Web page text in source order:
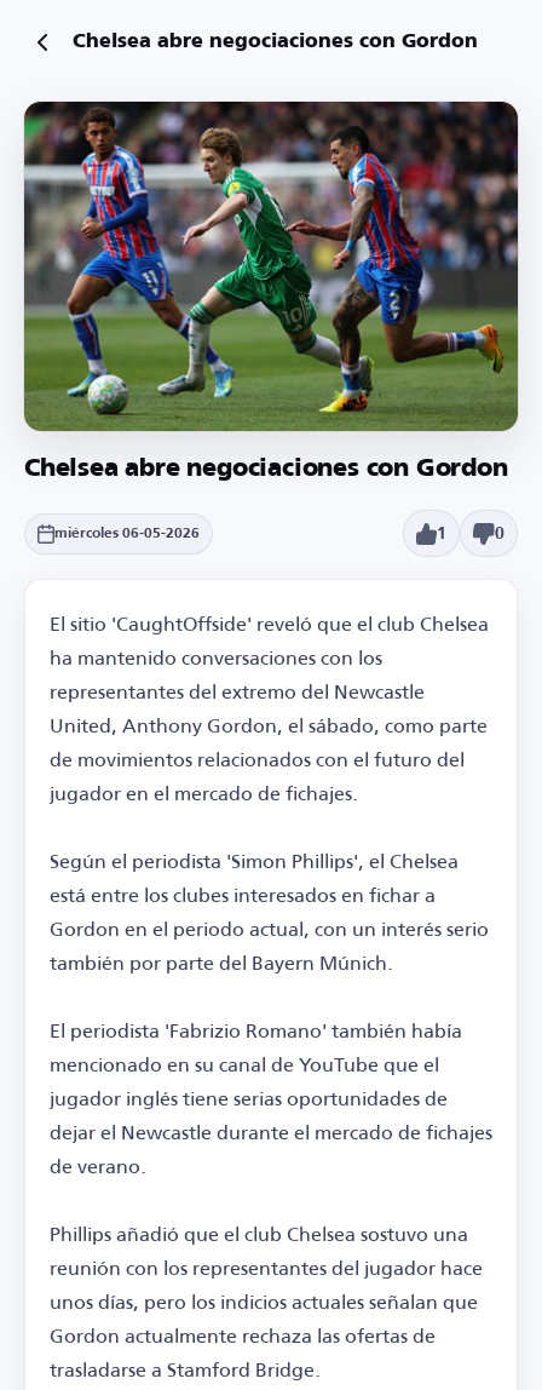
Chelsea abre negociaciones con Gordon
Chelsea abre negociaciones con Gordon
miércoles 06-05-2026 1 0
El sitio 'CaughtOffside' reveló que el club Chelsea
ha mantenido conversaciones con los
representantes del extremo del Newcastle
United, Anthony Gordon, el sábado, como parte
de movimientos relacionados con el futuro del
jugador en el mercado de fichajes.
Según el periodista 'Simon Phillips', el Chelsea
está entre los clubes interesados en fichar a
Gordon en el periodo actual, con un interés serio
también por parte del Bayern Múnich.
El periodista 'Fabrizio Romano' también había
mencionado en su canal de YouTube que el
jugador inglés tiene serias oportunidades de
dejar el Newcastle durante el mercado de fichajes
de verano.
Phillips añadió que el club Chelsea sostuvo una
reunión con los representantes del jugador hace
unos días, pero los indicios actuales señalan que
Gordon actualmente rechaza las ofertas de
trasladarse a Stamford Bridge.